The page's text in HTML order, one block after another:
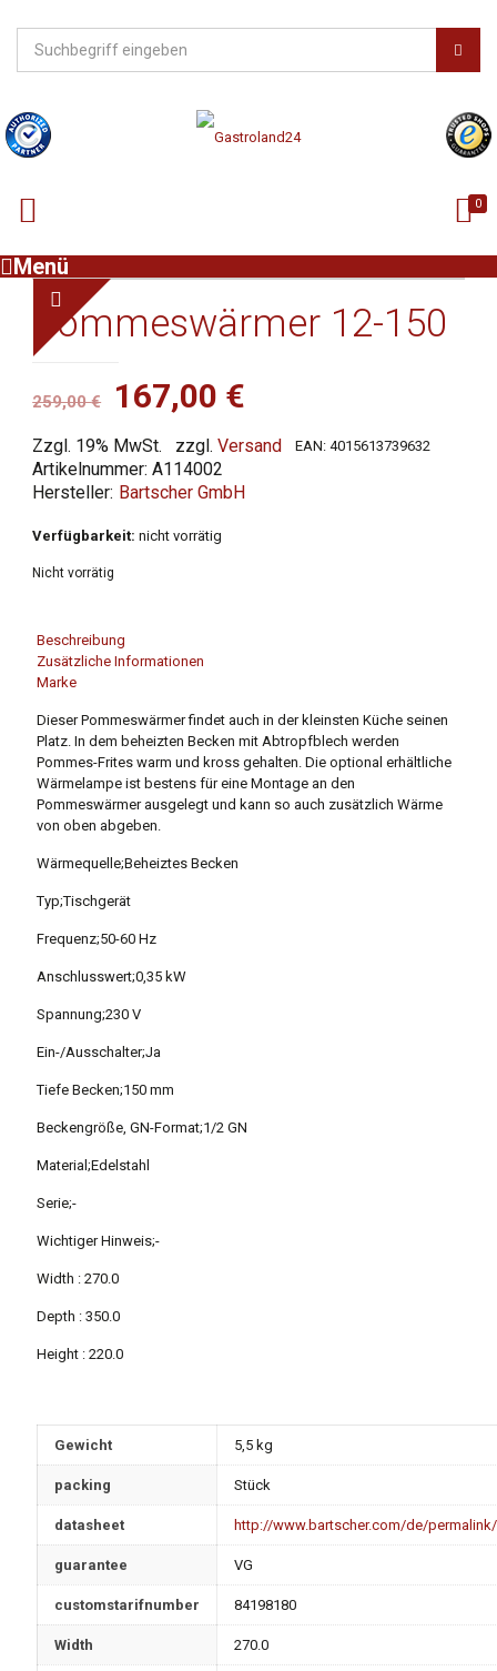
0
Menü
Pommeswärmer 12-150
259,00€
Ursprünglicher
Preis
war:
259,00 €
167,00 €
Preis
ist:
167,00 €.
Zzgl. 19% MwSt. zzgl.Versand EAN:4015613739632
Artikelnummer:A114002
Bartscher GmbH
Verfügbarkeit: nicht vorrätig
Nicht vorrätig
Beschreibung
Zusätzliche Informationen
Marke
Dieser Pommeswärmer findet auch in der kleinsten Küche seinen
Platz. In dem beheizten Becken mit Abtropfblech werden
Pommes-Frites warm und kross gehalten. Die optional erhältliche
Wärmelampe ist bestens für eine Montage an den
Pommeswärmer ausgelegt und kann so auch zusätzlich Wärme
von oben abgeben.
Wärmequelle;Beheiztes Becken
Typ;Tischgerät
Frequenz;50-60 Hz
Anschlusswert;0,35 kW
Spannung;230 V
Ein-/Ausschalter;Ja
Tiefe Becken;150 mm
Beckengröße, GN-Format;1/2 GN
Material;Edelstahl
Serie;-
Wichtiger Hinweis;-
Width : 270.0
Depth : 350.0
Height : 220.0
Gewicht 5,5 kg
packing Stück
datasheet http://www.bartscher.com/de/
guarantee VG
customstarifnumber 84198180
Width 270.0